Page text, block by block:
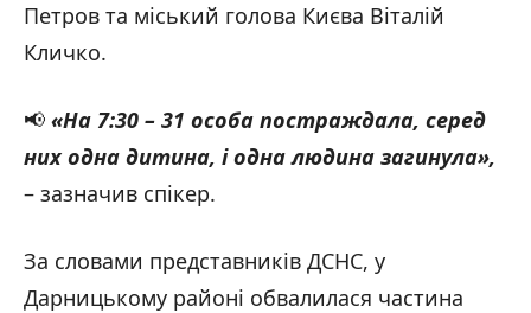
Петров та міський голова Києва Віталій
Кличко.
📢 «На 7:30 – 31 особа постраждала, серед
них одна дитина, і одна людина загинула»,
– зазначив спікер.
За словами представників ДСНС, у
Дарницькому районі обвалилася частина